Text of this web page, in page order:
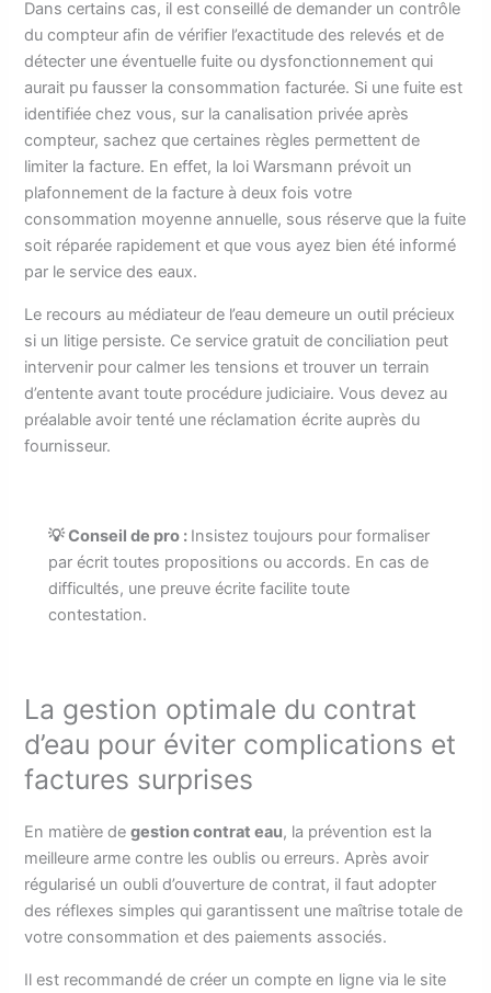
Dans certains cas, il est conseillé de demander un contrôle
du compteur afin de vérifier l’exactitude des relevés et de
détecter une éventuelle fuite ou dysfonctionnement qui
aurait pu fausser la consommation facturée. Si une fuite est
identifiée chez vous, sur la canalisation privée après
compteur, sachez que certaines règles permettent de
limiter la facture. En effet, la loi Warsmann prévoit un
plafonnement de la facture à deux fois votre
consommation moyenne annuelle, sous réserve que la fuite
soit réparée rapidement et que vous ayez bien été informé
par le service des eaux.
Le recours au médiateur de l’eau demeure un outil précieux
si un litige persiste. Ce service gratuit de conciliation peut
intervenir pour calmer les tensions et trouver un terrain
d’entente avant toute procédure judiciaire. Vous devez au
préalable avoir tenté une réclamation écrite auprès du
fournisseur.
💡 Conseil de pro : Insistez toujours pour formaliser
par écrit toutes propositions ou accords. En cas de
difficultés, une preuve écrite facilite toute
contestation.
La gestion optimale du contrat
d’eau pour éviter complications et
factures surprises
En matière degestion contrat eau, la prévention est la
meilleure arme contre les oublis ou erreurs. Après avoir
régularisé un oubli d’ouverture de contrat, il faut adopter
des réflexes simples qui garantissent une maîtrise totale de
votre consommation et des paiements associés.
Il est recommandé de créer un compte en ligne via le site